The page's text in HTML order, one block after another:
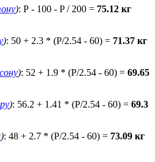
): Р - 100 - P / 200 = 75.12 кг
): 50 + 2.3 * (P/2.54 - 60) = 71.37 кг
): 52 + 1.9 * (P/2.54 - 60) = 69.65
): 56.2 + 1.41 * (P/2.54 - 60) = 69.3
): 48 + 2.7 * (P/2.54 - 60) = 73.09 кг